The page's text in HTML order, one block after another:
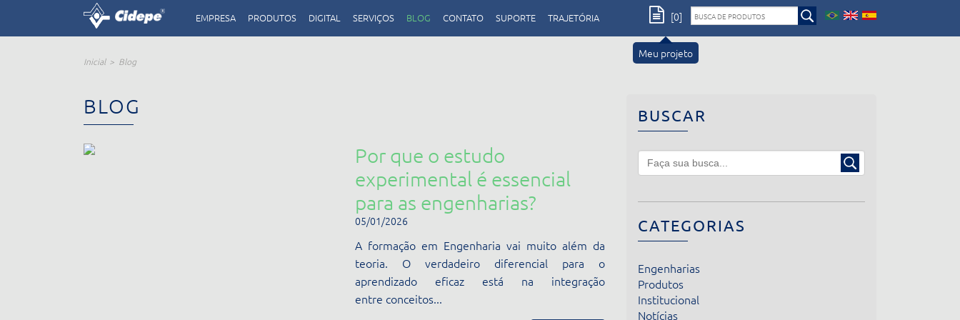
EMPRESA PRODUTOS DIGITAL SERVIÇOS BLOG CONTATO SUPORTE TRAJETÓRIA
Meu projeto
[0]
Inicial Blog
BLOG
Por que o estudo
experimental é essencial
para as engenharias?
05/01/2026
A formação em Engenharia vai muito além da
teoria. O verdadeiro diferencial para o
aprendizado eficaz está na integração
entre conceitos...
BUSCAR
CATEGORIAS
Engenharias
Produtos
Institucional
Notícias